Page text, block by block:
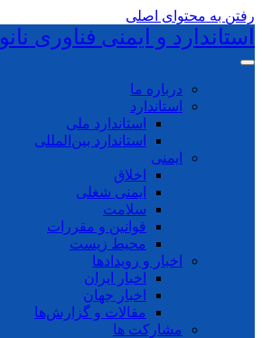
رفتن به محتوای اصلی
استاندارد و ایمنی فناوری نانو
درباره ما
استاندارد
استاندارد ملی
استاندارد بین‌المللی
ایمنی
اخلاق
ایمنی شغلی
سلامت
قوانین و مقررات
محیط زیست
اخبار و رویدادها
اخبار ایران
اخبار جهان
مقالات و گزارش‌ها
مشارکت ها